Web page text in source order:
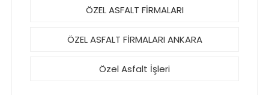
ÖZEL ASFALT FİRMALARI
ÖZEL ASFALT FİRMALARI ANKARA
Özel Asfalt İşleri